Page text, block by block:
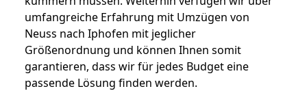
umfangreiche Erfahrung mit Umzügen von
Neuss nach Iphofen mit jeglicher
Größenordnung und können Ihnen somit
garantieren, dass wir für jedes Budget eine
passende Lösung finden werden.